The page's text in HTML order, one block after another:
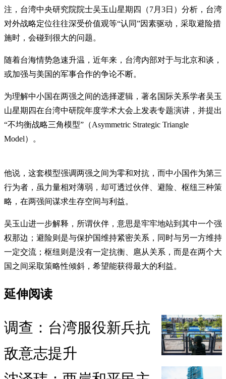
注，台湾中央研究院院士吴玉山星期四（7月3日）分析，台湾
对外战略定位往往深受价值观等“认同”因素驱动，采取避险措
施时，会碰到很大的问题。
随着台海情势急速升温，近年来，台湾内部对于与北京和谈，
或加强与美国的军事合作的争论不断。
为理解中小国在两强之间的选择逻辑，著名国际关系学者吴玉
山星期四在台湾中研院年度学术大会上发表专题演讲，并提出
“不均衡战略三角模型”（Asymmetric Strategic Triangle
Model）。
他说，这套模型强调两强之间为零和对抗，而中小国作为第三
行为者，虽力量相对薄弱，却可透过伙伴、避险、枢纽三种策
略，在两强间谋求生存空间与利益。
吴玉山进一步解释，所谓伙伴，意思是牢牢地站到其中一个强
权那边；避险则是与保护国维持紧密关系，同时与另一方维持
一定交流；枢纽则是没有一定抗衡、扈从关系，而是在两个大
国之间采取策略性倾斜，希望能获得最大的利益。
延伸阅读
调查：台湾服役新兵抗
敌意志提升